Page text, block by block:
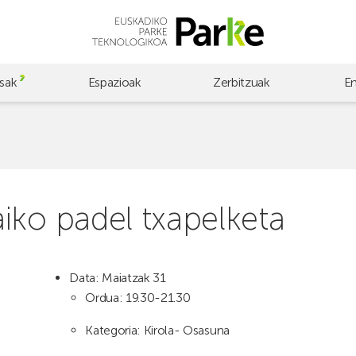
Espazioak Zerbitzuak
padel txapelketa
Data: Maiatzak 31
Ordua: 19.30-21.30
Kategoria: Kirola- Osasuna